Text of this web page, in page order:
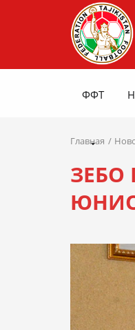
ФФТ
Главная
ЗЕБО